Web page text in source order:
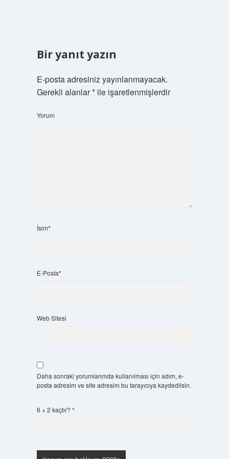
Bir yanıt yazın
E-posta adresiniz yayınlanmayacak.
Gerekli alanlar*ile işaretlenmişlerdir
Yorum
İsim*
E-Posta*
Web Sitesi
Daha sonraki yorumlarımda kullanılması için adım, e-
posta adresim ve site adresim bu tarayıcıya kaydedilsin.
6 + 2 kaçtır? *